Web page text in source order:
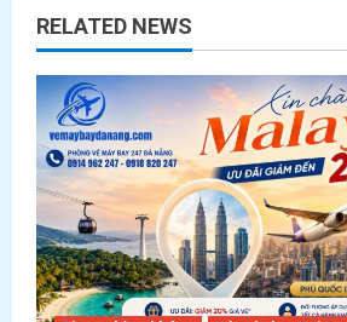
v
i
g
a
t
i
RELATED NEWS